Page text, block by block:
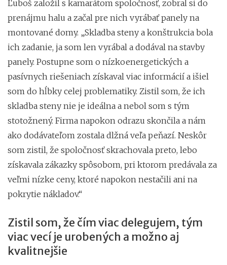
Ľuboš založil s kamarátom spoločnosť, zobral si do
prenájmu halu a začal pre nich vyrábať panely na
montované domy. „Skladba steny a konštrukcia bola
ich zadanie, ja som len vyrábal a dodával na stavby
panely. Postupne som o nízkoenergetických a
pasívnych riešeniach získaval viac informácií a išiel
som do hĺbky celej problematiky. Zistil som, že ich
skladba steny nie je ideálna a nebol som s tým
stotožnený. Firma napokon odrazu skončila a nám
ako dodávateľom zostala dlžná veľa peňazí. Neskôr
som zistil, že spoločnosť skrachovala preto, lebo
získavala zákazky spôsobom, pri ktorom predávala za
veľmi nízke ceny, ktoré napokon nestačili ani na
pokrytie nákladov.“
Zistil som, že čím viac delegujem, tým
viac vecí je urobených a možno aj
kvalitnejšie